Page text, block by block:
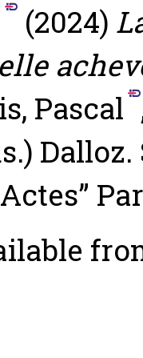
(2024)
Pascal